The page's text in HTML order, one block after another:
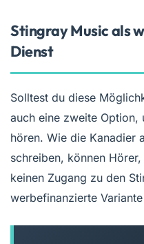
Stingray Music als
Dienst
Solltest du diese
auch eine zweite Option,
hören. Wie die Kanadier
schreiben, können
keinen Zugang zu den
werbefinanzierte